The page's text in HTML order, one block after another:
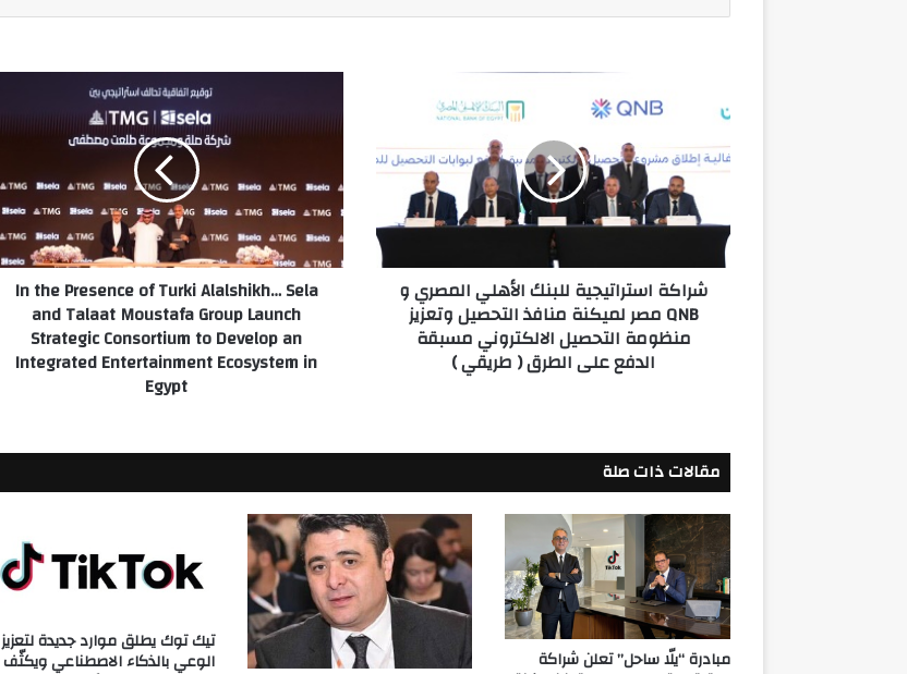
استراتيجية
للبنك
الأهلي
المصري
QNB
مصر
لميكنة
منافذ
التحصيل
على
الطرق
(
طريقي
شراكة استراتيجية للبنك الأهلي المصري و
QNB مصر لميكنة منافذ التحصيل وتعزيز
منظومة التحصيل الالكتروني مسبقة
الدفع على الطرق ( طريقي )
Presence
Alalshikh…
Sela
and
Talaat
Moustafa
Launch
Strategic
Entertainment
Ecosystem
in
Egypt
In the Presence of Turki Alalshikh… Sela
and Talaat Moustafa Group Launch
Strategic Consortium to Develop an
Integrated Entertainment Ecosystem in
Egypt
مقالات ذات صلة
مبادرة “يلّا ساحل” تعلن شراكة
تيك توك يطلق موارد جديدة لتعزيز
الوعي بالذكاء الاصطناعي ويكثّف